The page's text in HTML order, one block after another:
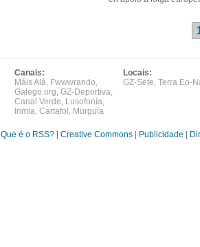
Canais:
Máis Alá, Fwwwrando,
Galego.org, GZ-Deportiva,
Canal Verde, Lusofonía,
Irimia, Cartafol , Murguía
Locais:
GZ-Sete, Terra Eo-
Que é o RSS? Creative Commons Publicidade